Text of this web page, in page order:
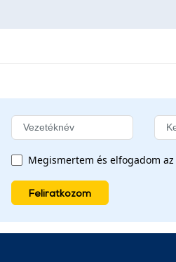
Megismertem és elfogadom az
Feliratkozom